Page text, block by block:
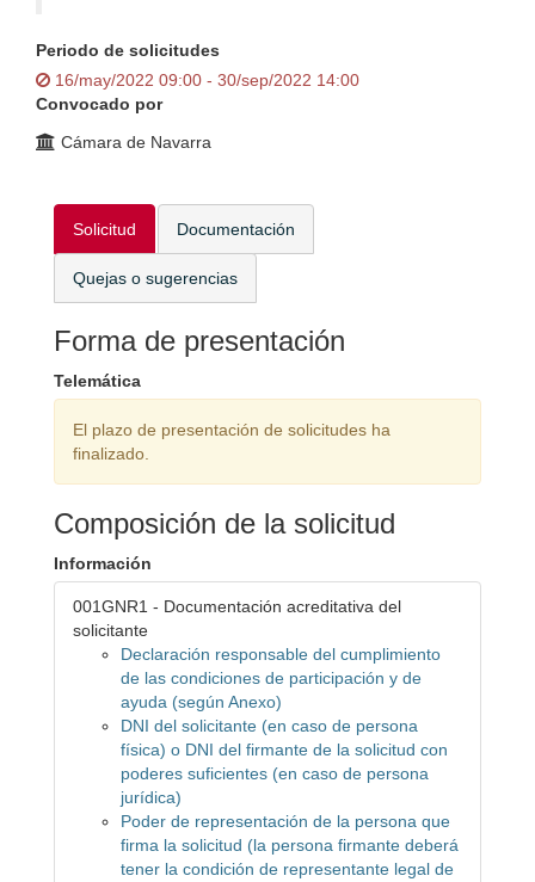
Periodo de solicitudes
16/may/2022 09:00 - 30/sep/2022 14:00
Convocado por
Cámara de Navarra
Solicitud Documentación
Quejas o sugerencias
Forma de presentación
Telemática
El plazo de presentación de solicitudes ha
finalizado.
Composición de la solicitud
Información
001GNR1 - Documentación acreditativa del
solicitante
Declaración responsable del cumplimiento
de las condiciones de participación y de
ayuda (según Anexo)
DNI del solicitante (en caso de persona
física) o DNI del firmante de la solicitud con
poderes suficientes (en caso de persona
jurídica)
Poder de representación de la persona que
firma la solicitud (la persona firmante deberá
tener la condición de representante legal de